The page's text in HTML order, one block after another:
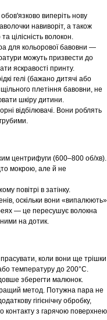
виперіть нову
навиворіт, а також
цілісність волокон.
для кольорової бавовни —
можуть призвести до
яскравості принту.
гелі (бажано дитячі або
плетіння бавовни, не
шкіру дитини.
відбілювачі. Вони роблять
центрифуги (600–800 об/хв).
мокрою, але й не
повітрі в затінку.
оскільки вони «випалюють»
— це пересушує волокна
на дотик.
коли вони ще трішки
температуру до 200°С.
зберегти малюнок.
метод. Потужна пара не
гігієнічну обробку,
контакту з гарячою поверхнею